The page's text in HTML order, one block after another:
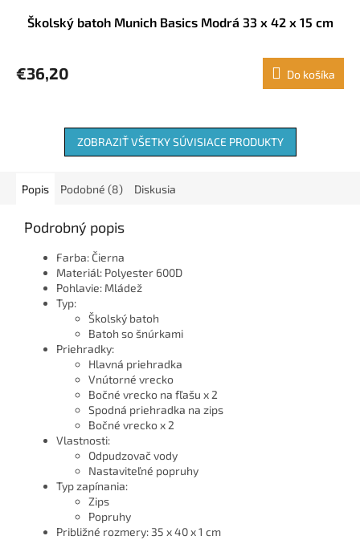
Školský batoh Munich Basics Modrá 33 x 42 x 15 cm
€36,20 Do košíka
ZOBRAZIŤ VŠETKY SÚVISIACE PRODUKTY
Popis Podobné (8) Diskusia
Podrobný popis
Farba: Čierna
Materiál: Polyester 600D
Pohlavie: Mládež
Typ:
Školský batoh
Batoh so šnúrkami
Priehradky:
Hlavná priehradka
Vnútorné vrecko
Bočné vrecko na fľašu x 2
Spodná priehradka na zips
Bočné vrecko x 2
Vlastnosti:
Odpudzovač vody
Nastaviteľné popruhy
Typ zapínania:
Zips
Popruhy
Približné rozmery: 35 x 40 x 1 cm